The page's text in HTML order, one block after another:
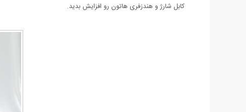
کابل شارژ و هندزفری هاتون رو افزایش بدید.